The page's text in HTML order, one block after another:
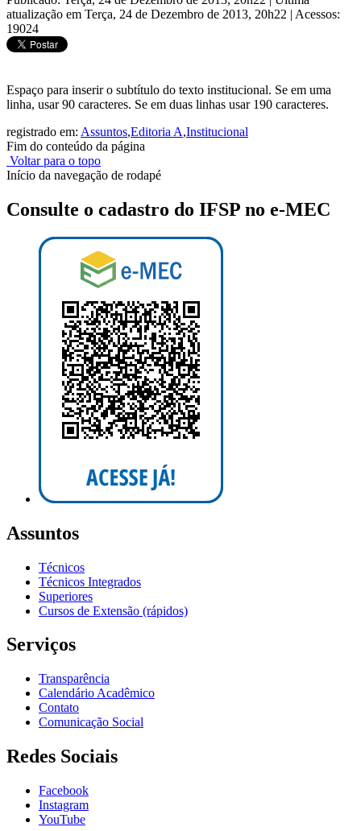
atualização em Terça, 24 de Dezembro de 2013, 20h22 | Acessos:
19024
Espaço para inserir o subtítulo do texto institucional. Se em uma
linha, usar 90 caracteres. Se em duas linhas usar 190 caracteres.
registrado em: Assuntos,Editoria A,Institucional
Fim do conteúdo da página
Voltar para o topo
Início da navegação de rodapé
Consulte o cadastro do IFSP no e-MEC
Assuntos
Técnicos
Técnicos Integrados
Superiores
Cursos de Extensão (rápidos)
Serviços
Transparência
Calendário Acadêmico
Contato
Comunicação Social
Redes Sociais
Facebook
Instagram
YouTube